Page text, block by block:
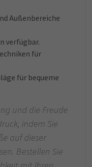
Außenbereiche
verfügbar.
für
für bequeme
und die Freude
indem Sie
auf dieser
Bestellen Sie